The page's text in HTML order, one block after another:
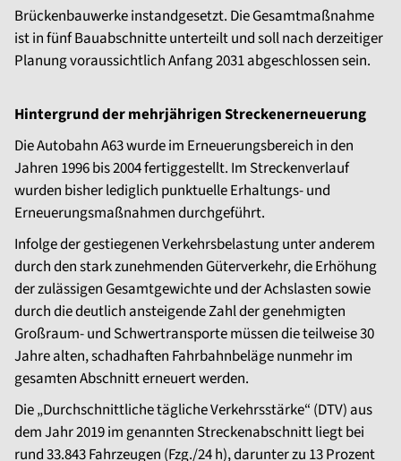
Brückenbauwerke instandgesetzt. Die Gesamtmaßnahme
ist in fünf Bauabschnitte unterteilt und soll nach derzeitiger
Planung voraussichtlich Anfang 2031 abgeschlossen sein.
Hintergrund der mehrjährigen Streckenerneuerung
Die Autobahn A63 wurde im Erneuerungsbereich in den
Jahren 1996 bis 2004 fertiggestellt. Im Streckenverlauf
wurden bisher lediglich punktuelle Erhaltungs- und
Erneuerungsmaßnahmen durchgeführt.
Infolge der gestiegenen Verkehrsbelastung unter anderem
durch den stark zunehmenden Güterverkehr, die Erhöhung
der zulässigen Gesamtgewichte und der Achslasten sowie
durch die deutlich ansteigende Zahl der genehmigten
Großraum- und Schwertransporte müssen die teilweise 30
Jahre alten, schadhaften Fahrbahnbeläge nunmehr im
gesamten Abschnitt erneuert werden.
Die „Durchschnittliche tägliche Verkehrsstärke“ (DTV) aus
dem Jahr 2019 im genannten Streckenabschnitt liegt bei
rund 33.843 Fahrzeugen (Fzg./24 h), darunter zu 13 Prozent